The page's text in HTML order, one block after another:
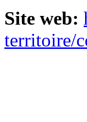
Site web:
territoire/